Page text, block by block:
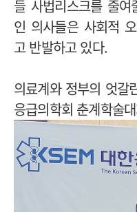
들 사법리스크를 줄
인 의사들은 사회적
고 반발하고 있다.
의료계와 정부의 엇갈
응급의학회 춘계학술